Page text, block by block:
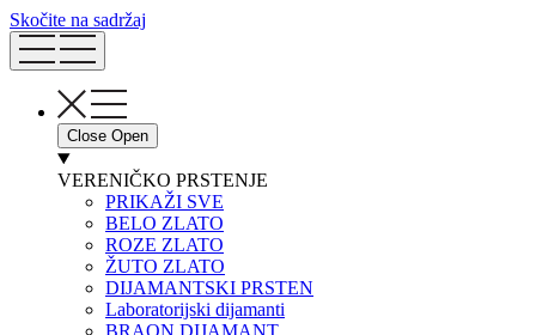
Skočite na sadržaj
Close Open
VERENIČKO PRSTENJE
PRIKAŽI SVE
BELO ZLATO
ROZE ZLATO
ŽUTO ZLATO
DIJAMANTSKI PRSTEN
Laboratorijski dijamanti
BRAON DIJAMANT